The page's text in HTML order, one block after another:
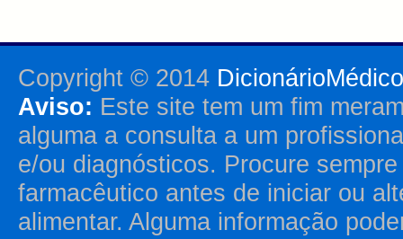
Copyright © 2014
Aviso: Este site tem um fim
alguma a consulta a um
e/ou diagnósticos. Procure
farmacêutico antes de iniciar ou
alimentar. Alguma informação